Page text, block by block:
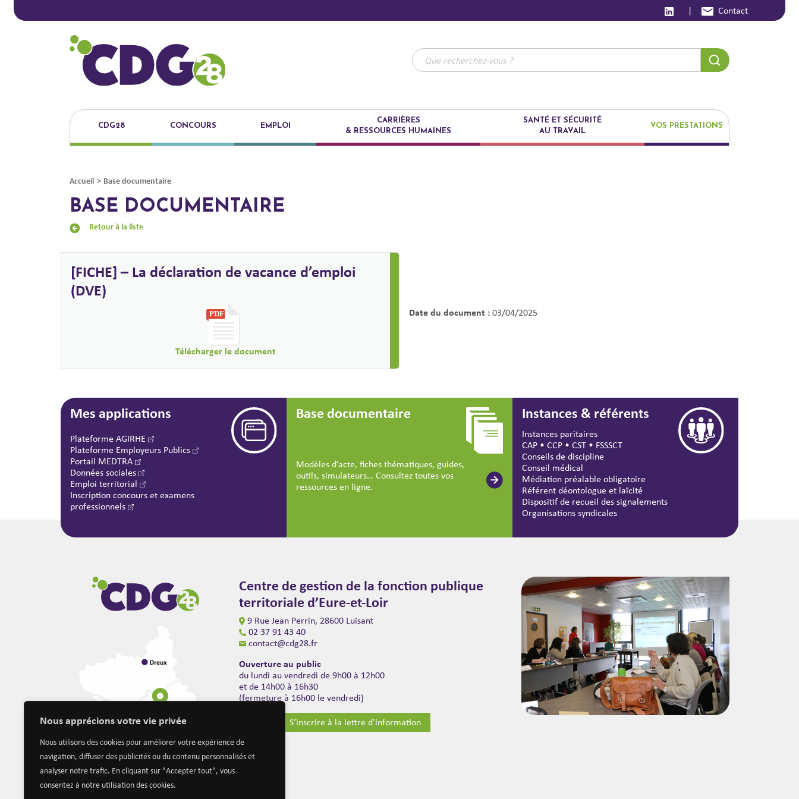
Nous apprécions votre vie privée
Nous utilisons des cookies pour améliorer votre expérience de
navigation, diffuser des publicités ou du contenu personnalisés et
analyser notre trafic. En cliquant sur "Accepter tout", vous
consentez à notre utilisation des cookies.
| Contact
CDG28 CONCOURS EMPLOI
CARRIÈRES
& RESSOURCES HUMAINES
SANTÉ ET SÉCURITÉ
AU TRAVAIL
VOS PRESTATIONS
Accueil > Base documentaire
BASE DOCUMENTAIRE
Retour à la liste
[FICHE] – La déclaration de vacance d’emploi
(DVE)
Télécharger le document
Date du document :03/04/2025
Mes applications
Plateforme AGIRHE
Plateforme Employeurs Publics
Portail MEDTRA
Données sociales
Emploi territorial
Inscription concours et examens
professionnels
Base documentaire
Modèles d’acte, fiches thématiques, guides,
outils, simulateurs… Consultez toutes vos
ressources en ligne.
Instances & référents
Instances paritaires
CAP • CCP • CST • FSSSCT
Conseils de discipline
Conseil médical
Médiation préalable obligatoire
Référent déontologue et laïcité
Dispositif de recueil des signalements
Organisations syndicales
Centre de gestion de la fonction publique
territoriale d’Eure-et-Loir
9 Rue Jean Perrin, 28600 Luisant
02 37 91 43 40
contact@cdg28.fr
Ouverture au public
du lundi au vendredi de 9h00 à 12h00
et de 14h00 à 16h30
(fermeture à 16h00 le vendredi)
S’inscrire à la lettre d'information